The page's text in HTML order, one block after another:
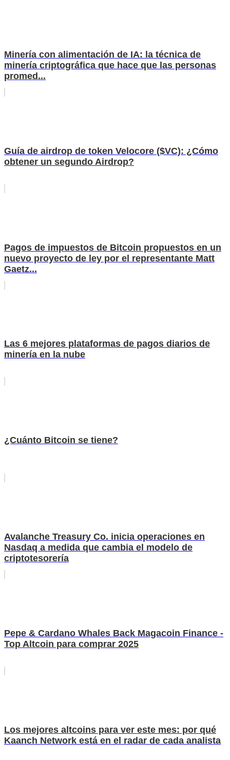
Minería con alimentación de IA: la técnica de
minería criptográfica que hace que las personas
promed...
Guía de airdrop de token Velocore ($VC): ¿Cómo
obtener un segundo Airdrop?
Pagos de impuestos de Bitcoin propuestos en un
nuevo proyecto de ley por el representante Matt
Gaetz...
Las 6 mejores plataformas de pagos diarios de
minería en la nube
¿Cuánto Bitcoin se tiene?
Avalanche Treasury Co. inicia operaciones en
Nasdaq a medida que cambia el modelo de
criptotesorería
Pepe & Cardano Whales Back Magacoin Finance -
Top Altcoin para comprar 2025
Los mejores altcoins para ver este mes: por qué
Kaanch Network está en el radar de cada analista